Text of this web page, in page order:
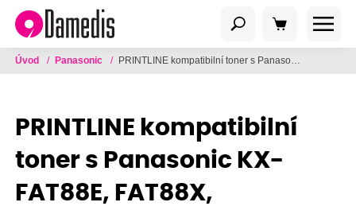
Úvod / Panasonic / PRINTLINE kompatibilní toner s Panasonic KX-FAT88E, FAT88X, FAT88A,black
PRINTLINE kompatibilní
toner s Panasonic KX-
FAT88E, FAT88X,